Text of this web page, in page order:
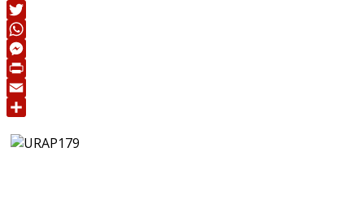
Facebook
Twitter
WhatsApp
Messenger
Print
Email